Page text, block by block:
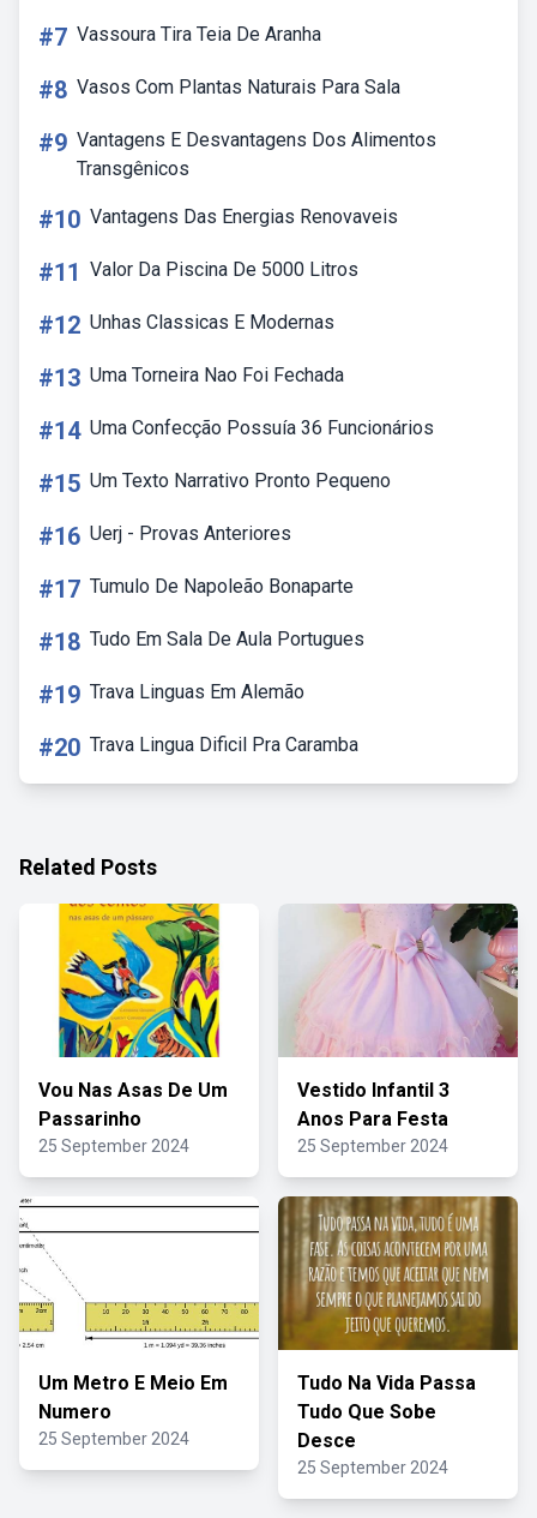
#7 Vassoura Tira Teia De Aranha
#8 Vasos Com Plantas Naturais Para Sala
#9 Vantagens E Desvantagens Dos Alimentos
Transgênicos
#10 Vantagens Das Energias Renovaveis
#11 Valor Da Piscina De 5000 Litros
#12 Unhas Classicas E Modernas
#13 Uma Torneira Nao Foi Fechada
#14 Uma Confecção Possuía 36 Funcionários
#15 Um Texto Narrativo Pronto Pequeno
#16 Uerj - Provas Anteriores
#17 Tumulo De Napoleão Bonaparte
#18 Tudo Em Sala De Aula Portugues
#19 Trava Linguas Em Alemão
#20 Trava Lingua Dificil Pra Caramba
Related Posts
Vou Nas Asas De Um
Passarinho
25 September 2024
Vestido Infantil 3
Anos Para Festa
25 September 2024
Um Metro E Meio Em
Numero
25 September 2024
Tudo Na Vida Passa
Tudo Que Sobe
Desce
25 September 2024